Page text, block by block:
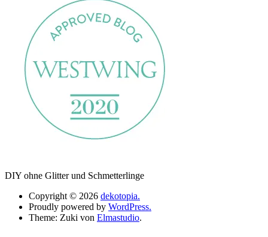
DIY ohne Glitter und Schmetterlinge
Copyright © 2026 dekotopia.
Proudly powered by WordPress.
Theme: Zuki von Elmastudio.